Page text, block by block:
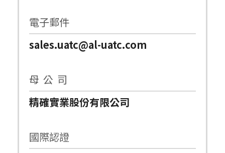
電子郵件
sales.uatc@al-uatc.com
母 公 司
精確實業股份有限公司
國際認證